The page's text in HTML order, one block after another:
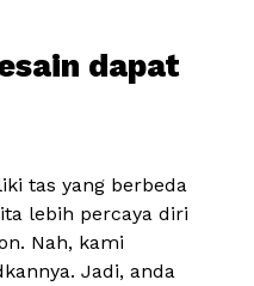
dapat
tas yang berbeda
lebih percaya diri
Nah, kami
Jadi, anda